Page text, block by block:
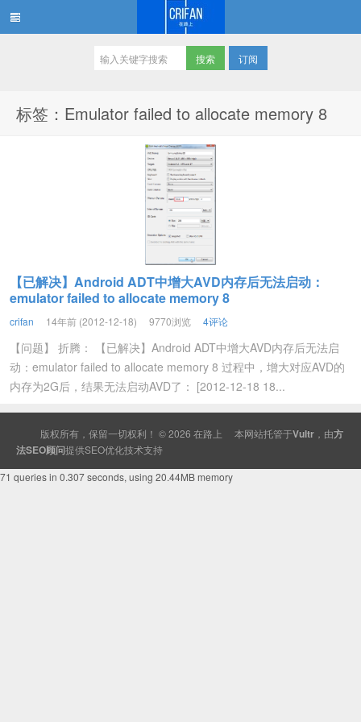
订阅
标签：Emulator failed to allocate memory 8
【已解决】Android ADT中增大AVD内存后无法启动：
emulator failed to allocate memory 8
crifan 14年前 (2012-12-18) 9770浏览 4评论
【问题】 折腾： 【已解决】Android ADT中增大AVD内存后无法启
动：emulator failed to allocate memory 8 过程中，增大对应AVD的
内存为2G后，结果无法启动AVD了： [2012-12-18 18...
版权所有，保留一切权利！ © 2026 在路上 本网站托管于Vultr ，由方
法SEO顾问提供SEO优化技术支持
71 queries in 0.307 seconds, using 20.44MB memory